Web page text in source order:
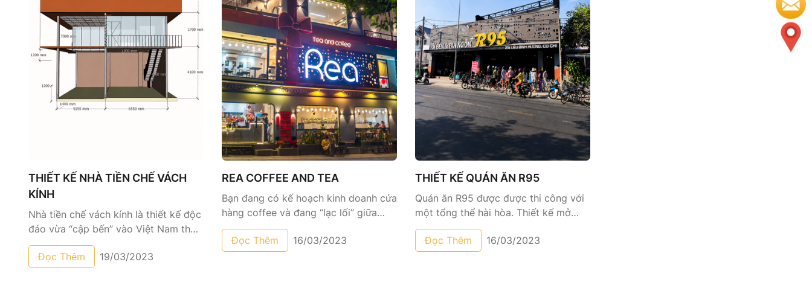
THIẾT KẾ NHÀ TIỀN CHẾ VÁCH
KÍNH
Nhà tiền chế vách kính là thiết kế độc
đáo vừa “cập bến” vào Việt Nam thời
gian gần đây, tạo nên từ vật liệu kính
và thép đã được tôi luyện nhiệt và xử
Đọc Thêm 19/03/2023
REA COFFEE AND TEA
Bạn đang có kế hoạch kinh doanh cửa
hàng coffee và đang “lạc lối” giữa
hàng ngàn mẫu thiết kế độc đáo, hay
đơn giản là chưa chọn được cho mình
Đọc Thêm 16/03/2023
THIẾT KẾ QUÁN ĂN R95
Quán ăn R95 được được thi công với
một tổng thể hài hòa. Thiết kế mở
giúp không gian trở nên thông thoáng
và rộng hơn rất nhiều. Cùng sự kết
Đọc Thêm 16/03/2023